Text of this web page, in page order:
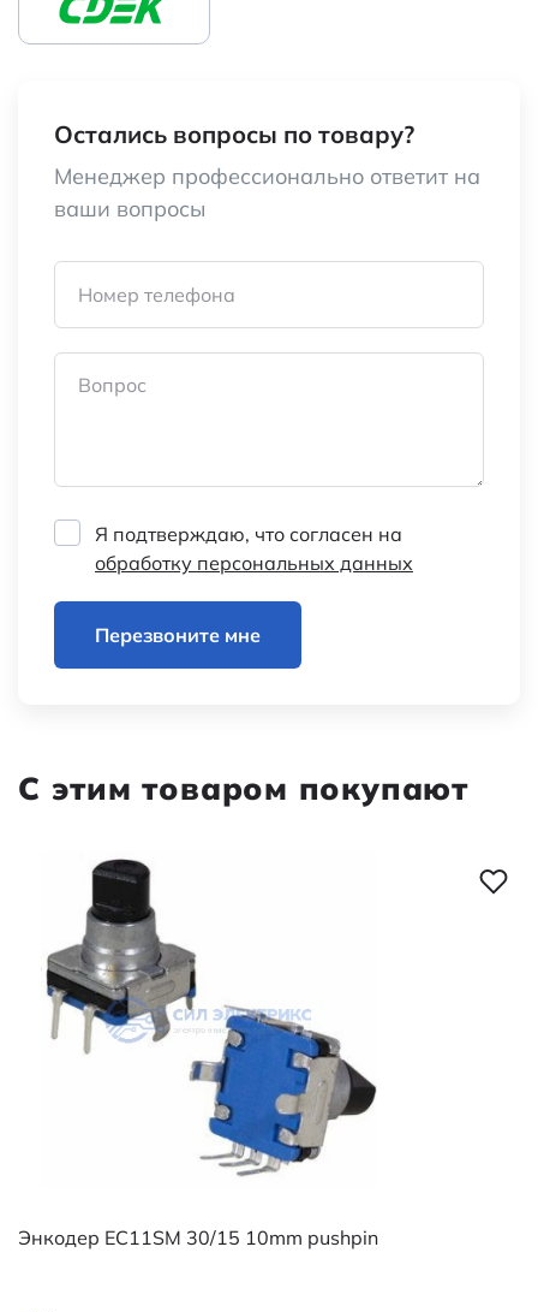
Остались вопросы по товару?
Менеджер профессионально ответит на
ваши вопросы
Номер телефона
Вопрос
Я подтверждаю, что согласен на
обработку персональных данных
Перезвоните мне
С этим товаром покупают
Энкодер EC11SM 30/15 10mm pushpin